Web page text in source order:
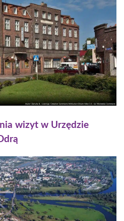
wizyt w Urzędzie